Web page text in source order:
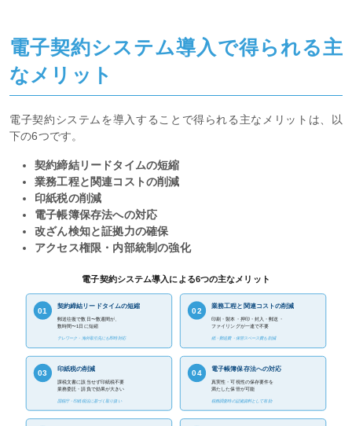
電子契約システム導入で得られる主
なメリット
電子契約システムを導入することで得られる主なメリットは、以
下の6つです。
契約締結リードタイムの短縮
業務工程と関連コストの削減
印紙税の削減
電子帳簿保存法への対応
改ざん検知と証拠力の確保
アクセス権限・内部統制の強化
電子契約システム導入による6つの主なメリット
01
契約締結リードタイムの短縮
郵送往復で数日〜数週間が、
数時間〜1日に短縮
テレワーク・海外取引先にも即時対応
02 業務工程と関連コストの削減
印刷・製本・押印・封入・郵送・
ファイリングが一連で不要
紙・郵送費・保管スペース費も削減
03
印紙税の削減
課税文書に該当せず印紙税不要
業務委託・請負で効果が大きい
国税庁・印紙税法に基づく取り扱い
04
電子帳簿保存法への対応
真実性・可視性の保存要件を
満たした保管が可能
税務調査時の証拠資料として有効